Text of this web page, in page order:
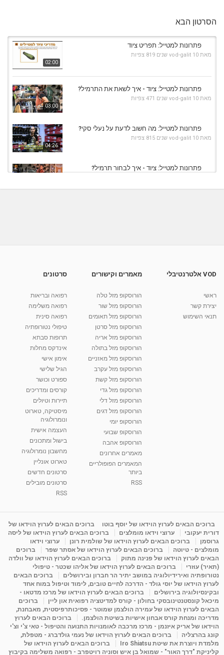
הסרטון הבא
02:00
פתרונות למטייל: תפריט ציוד
מאת vod-galit 10 שנים 819 צפיות
03:00
פתרונות למטייל: ציוד - איך לשאת את התרמיל?
מאת vod-galit 10 שנים 471 צפיות
04:26
פתרונות למטייל: מה חשוב לדעת על נעלי סקי?
מאת vod-galit 10 שנים 815 צפיות
פתרונות למטייל: ציוד - איך לבחור תרמיל?
מאת vod-galit 10 שנים
10:17
קרין גורן - העוגה המתגלצ’ת ללא קמח
38.5k צפיות
01:37
יוסי שר - מתמחה בשיטת אלכסנדר וטאי צ'י
2,734 צפיות
01:46
רנה רז-גילו -טיפול אנרגטי ויעוץ רוחני - נומרולוגית
2,311 צפיות
05:37
סודות בתאריך הלידה, משמעות חודש הלידה -
ינואר זינה ליבשיץ נומרולוגית
ליסה גרוסמן - המרכז לאימון התנהגותי - קשב
09:12
מדיטציה בדמיון מודרך - היכרות עם האני הפנימי
מאת admin 11 שנים 3,645 צפיות
פנינה מתוק - מרכז "נתיב הלב" בהרצליה-
מדיטציה-התחדשות
Shahar-vod
VOD אלטרנטיבלי
ראשי
יצירת קשר
תנאי השימוש
מאמרים וקישורים
הורוסקופ מזל טלה
הורוסקופ מזל שור
הורוסקופ מזל תאומים
הורוסקופ מזל סרטן
הורוסקופ מזל אריה
הורוסקופ מזל בתולה
הורוסקופ מזל מאזניים
הורוסקופ מזל עקרב
הורוסקופ מזל קשת
הורוסקופ מזל גדי
הורוסקופ מזל דלי
הורוסקופ מזל דגים
הורוסקופ יומי
הורוסקופ שבועי
הורוסקופ אהבה
מאמרים אחרונים
המאמרים הפופולריים
ביותר
RSS
סרטונים
רפואה ובריאות
רפואה משלימה
רפואה סינית
טיפולי נטורופתיה
תרופות סבתא
אינדקס מחלות
אימון אישי
הגיל שלישי
ספורט וכושר
קורסים ומדריכים
תיירות וטיולים
מיסטיקה, טארוט
ונומרולוגיה
העצמה אישית
בישול ומתכונים
מחשבון נומרולוגיה
טארוט אונליין
סרטונים חדשים
סרטונים מובילים
RSS
ברוכים הבאים לערוץ הוידאו של יוסף בוטו
ברוכים הבאים לערוץ הוידאו של
דורית יעקובי
ערוצי וידאו מומלצים
ברוכים הבאים לערוץ הוידאו של ליסה
גרוסמן
ברוכים הבאים לערוץ הוידאו של שולמית רונן
ערוצי וידאו
מומלצים - טיוטה
ברוכים הבאים לערוץ הוידאו של אסתר שפר
ברוכים
הבאים לערוץ הוידאו של פנינה מתוק
ברוכים הבאים לערוץ הוידאו של וולדה
(תאיר) עוזרי
ברוכים הבאים לערוץ הוידאו של אליהו שכטר - טיפולי
נטורופתיה ואירידיולוגיה במושב יתיר הר חברון ובירושלים
ברוכים הבאים
לערוץ הוידאו של יוסי גולד - הדרכה לחיים טובים, לימוד וטיפול במוח אחד
ובקינסיולוגיה בירושלים
ברוכים הבאים לערוץ הוידאו של מרכז מדטאו -
מיכאל קונסטנטינובסקי בחולון - קורס למדיטציה רפואית און ליין
ברוכים
הבאים לערוץ הוידאו של עמירה הולצמן שמוטר - פסיכותרפיסטית, מאבחנת,
מדריכה ומנחת קורס אבחון אישיות בשיטת הולצמן.
ברוכים הבאים לערוץ
הוידאו של אריק איזנמן - מרכז מרכבה לאומנויות התנועה והטיפול - טאי צ'י וצ'י
קונג בהרצליה
ברוכים הבאים לערוץ הוידאו של נעמי גולדברג - מטפלת,
מלמדת ויוצרת את שיטת Iro Shiatsu
ברוכים הבאים לערוץ הוידאו של
קליניקת "דרך האור" - שמואל בן איש וסוניה רויטפרב - רפואה משלימה בקיבוץ